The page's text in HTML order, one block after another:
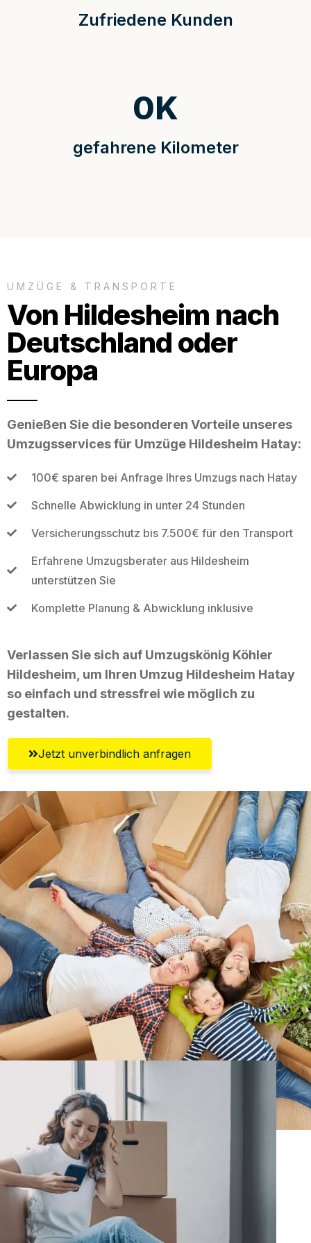
Zufriedene Kunden
gefahrene Kilometer
0K
UMZÜGE & TRANSPORTE
Von Hildesheim nach
Deutschland oder
Europa
Genießen Sie die besonderen Vorteile unseres
Umzugsservices für Umzüge Hildesheim Hatay:
100€ sparen bei Anfrage Ihres Umzugs nach Hatay
Schnelle Abwicklung in unter 24 Stunden
Versicherungsschutz bis 7.500€ für den Transport
Erfahrene Umzugsberater aus Hildesheim
unterstützen Sie
Komplette Planung & Abwicklung inklusive
Verlassen Sie sich auf Umzugskönig Köhler
Hildesheim, um Ihren Umzug Hildesheim Hatay
so einfach und stressfrei wie möglich zu
gestalten.
Jetzt unverbindlich anfragen